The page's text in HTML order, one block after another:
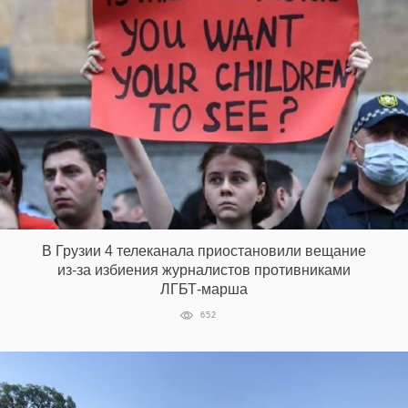
В Грузии 4 телеканала приостановили вещание
из-за избиения журналистов противниками
ЛГБТ-марша
652